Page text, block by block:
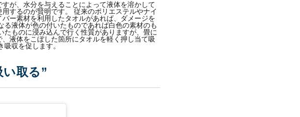
が、水分を与えることによって液体を溶かして
するのが賢明です。 従来のポリエステルやナイ
ー素材を利用したタオルがあれば、ダメージを
液体が色の付いたものであれば白色の素材のも
ものに浸み込んで行く性質がありますが、畳に
液体をこぼした箇所にタオルを軽く押し当て吸
吸収を促します。
取る”